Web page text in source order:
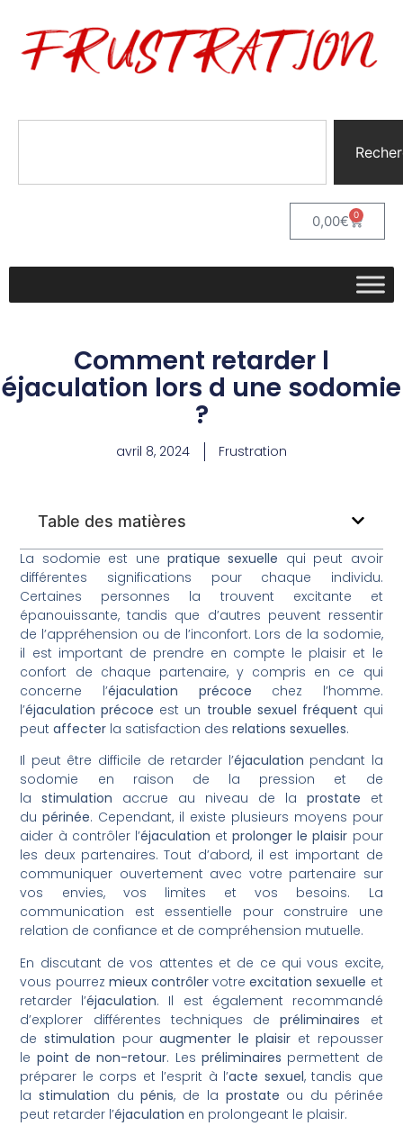
0,00€ 0
Comment retarder l
éjaculation lors d une sodomie
?
avril 8, 2024 Frustration
Table des matières
La sodomie est une pratique sexuelle qui peut avoir
différentes significations pour chaque individu.
Certaines personnes la trouvent excitante et
épanouissante, tandis que d’autres peuvent ressentir
de l’appréhension ou de l’inconfort. Lors de la sodomie,
il est important de prendre en compte le plaisir et le
confort de chaque partenaire, y compris en ce qui
concerne l’éjaculation précoce chez l’homme.
l’éjaculation précoce est un trouble sexuel fréquent qui
peutaffecter la satisfaction desrelations sexuelles.
Il peut être difficile de retarder l’éjaculation pendant la
sodomie en raison de la pression et de
lastimulation accrue au niveau de la prostate et
dupérinée. Cependant, il existe plusieurs moyens pour
aider à contrôler l’éjaculation etprolonger le plaisir pour
les deux partenaires. Tout d’abord, il est important de
communiquer ouvertement avec votre partenaire sur
vos envies, vos limites et vos besoins. La
communication est essentielle pour construire une
relation de confiance et de compréhension mutuelle.
En discutant de vos attentes et de ce qui vous excite,
vous pourrez mieux contrôlervotreexcitation sexuelle et
retarder l’éjaculation. Il est également recommandé
d’explorer différentes techniques depréliminaires et
de stimulation pouraugmenter le plaisir et repousser
le point de non-retour. Les préliminaires permettent de
préparer le corps et l’esprit à l’acte sexuel, tandis que
lastimulation dupénis, de la prostate ou du périnée
peut retarder l’éjaculation en prolongeant le plaisir.